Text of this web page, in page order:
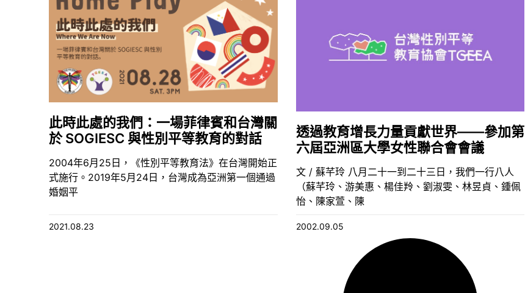
此時此處的我們：一場菲律賓和台灣關
於 SOGIESC 與性別平等教育的對話
2004年6月25日，《性別平等教育法》在台灣開始正
式施行。2019年5月24日，台灣成為亞洲第一個通過
婚姻平
2021.08.23
透過教育增長力量貢獻世界——參加第
六屆亞洲區大學女性聯合會會議
文 / 蘇芊玲 八月二十一到二十三日，我們一行八人
（蘇芊玲、游美惠、楊佳羚、劉淑雯、林昱貞、鍾佩
怡、陳家萱、陳
2002.09.05